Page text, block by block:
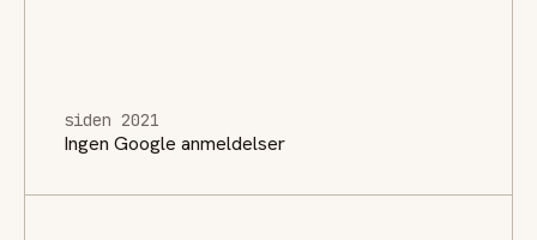
siden 2021
Ingen Google anmeldelser